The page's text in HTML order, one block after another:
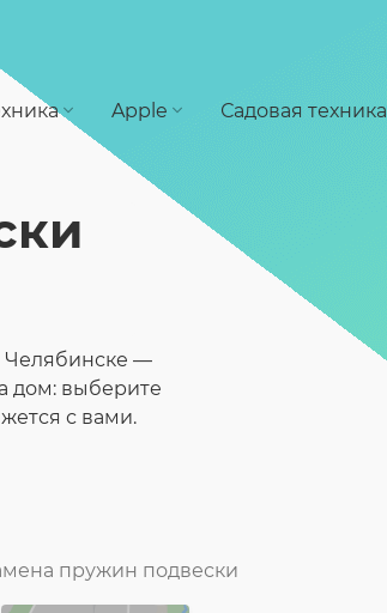
Apple Садовая техника
Челябинске —
дом: выберите
с вами.
пружин подвески